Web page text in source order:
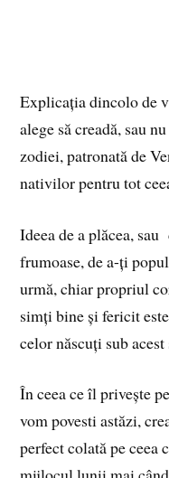
Explicația dincolo de
alege să creadă, sau
zodiei, patronată de
nativilor pentru tot
Ideea de a plăcea,
frumoase, de a-ți
urmă, chiar propriul
simți bine și fericit
celor născuți sub
În ceea ce îl privește
vom povesti astăzi,
perfect colată pe ceea